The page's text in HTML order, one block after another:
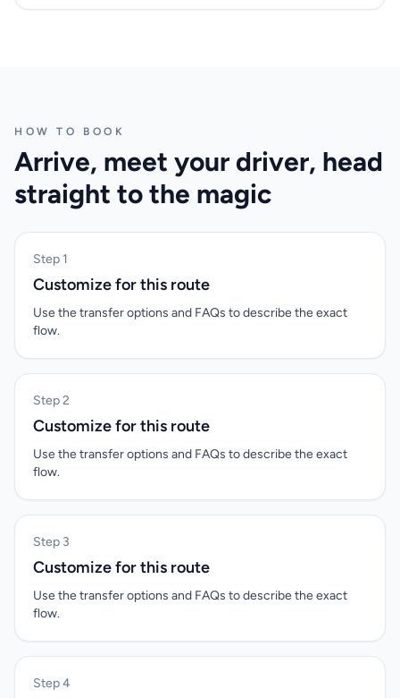
HOW TO BOOK
Arrive, meet your driver, head
straight to the magic
Step 1
Customize for this route
Use the transfer options and FAQs to describe the exact
flow.
Step 2
Customize for this route
Use the transfer options and FAQs to describe the exact
flow.
Step 3
Customize for this route
Use the transfer options and FAQs to describe the exact
flow.
Step 4